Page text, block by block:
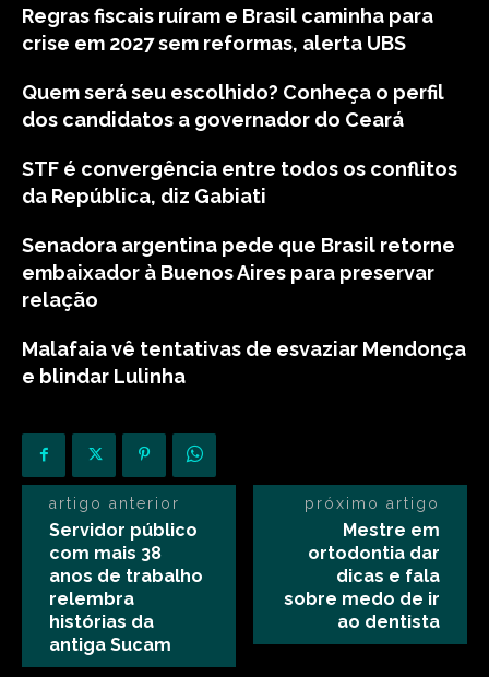
Regras fiscais ruíram e Brasil caminha para
crise em 2027 sem reformas, alerta UBS
Quem será seu escolhido? Conheça o perfil
dos candidatos a governador do Ceará
STF é convergência entre todos os conflitos
da República, diz Gabiati
Senadora argentina pede que Brasil retorne
embaixador à Buenos Aires para preservar
relação
Malafaia vê tentativas de esvaziar Mendonça
e blindar Lulinha
artigo anterior
Servidor público
com mais 38
anos de trabalho
relembra
histórias da
antiga Sucam
próximo artigo
Mestre em
ortodontia dar
dicas e fala
sobre medo de ir
ao dentista